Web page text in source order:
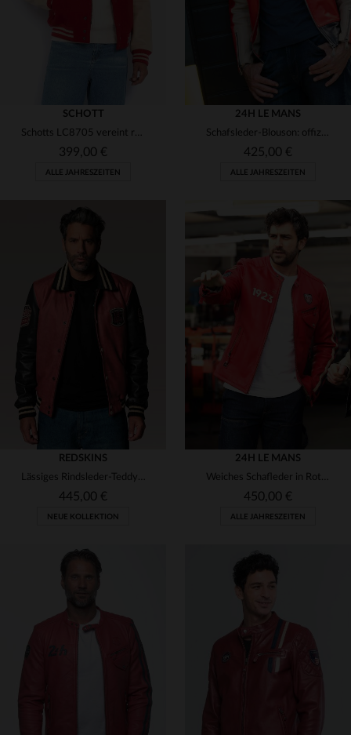
VERFÜGBARE GRÖSSEN
SCHOTT
Schotts LC8705 vereint rote Wolle und beige Vachetten-Lederärmel.
399,00 €
ALLE JAHRESZEITEN
VERFÜGBARE GRÖSSEN
24H LE MANS
Schafsleder-Blouson: offiziell lizenziert für die 24h du Mans.
425,00 €
ALLE JAHRESZEITEN
VERFÜGBARE GRÖSSEN
REDSKINS
Lässiges Rindsleder-Teddy von Redskins - perfekt für urbanen Style.
445,00 €
NEUE KOLLEKTION
VERFÜGBARE GRÖSSEN
3XL
24H LE MANS
Weiches Schafleder in Rot - ein Rennblouson für alle, die Stil mögen.
450,00 €
ALLE JAHRESZEITEN